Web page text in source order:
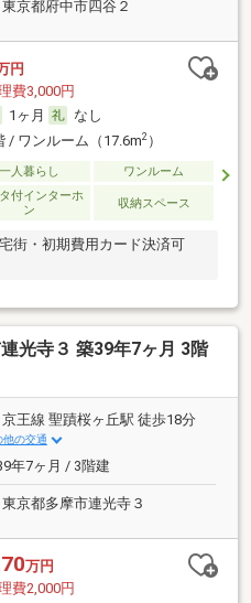
東京都府中市四谷２
円
費3,000円
1ヶ月
なし
/ ワンルーム（17.6m2）
一人暮らし ワンルーム
付インターホ
ン
収納スペース
街・初期費用カード決済可
光寺３ 築39年7ヶ月 3階
京王線 聖蹟桜ヶ丘駅 徒歩18分
他の交通
年7ヶ月 / 3階建
東京都多摩市連光寺３
万円
費2,000円